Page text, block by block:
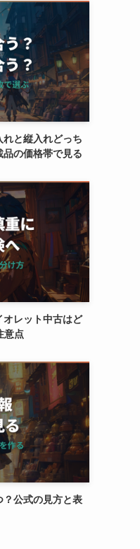
と縦入れどっち
の価格帯で見る
オレット中古はど
意点
？公式の見方と表